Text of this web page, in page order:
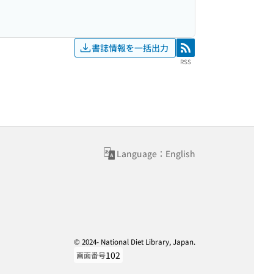
書誌情報を一括出力 RSS
RSS
Language：English
© 2024- National Diet Library, Japan.
画面番号102